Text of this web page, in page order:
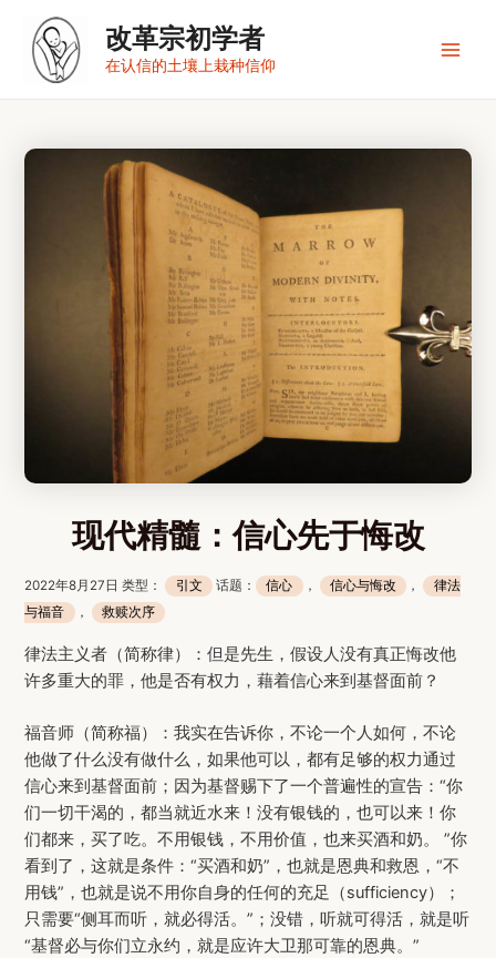
改革宗初学者
在认信的土壤上栽种信仰
现代精髓：信心先于悔改
2022年8月27日 类型： 引文 话题： 信心 ， 信心与悔改 ，
律法
与福音
， 救赎次序
律法主义者（简称律）：但是先生，假设人没有真正悔改他
许多重大的罪，他是否有权力，藉着信心来到基督面前？
福音师（简称福）：我实在告诉你，不论一个人如何，不论
他做了什么没有做什么，如果他可以，都有足够的权力通过
信心来到基督面前；因为基督赐下了一个普遍性的宣告：“你
们一切干渴的，都当就近水来！没有银钱的，也可以来！你
们都来，买了吃。不用银钱，不用价值，也来买酒和奶。 ”你
看到了，这就是条件：“买酒和奶”，也就是恩典和救恩，“不
用钱”，也就是说不用你自身的任何的充足（sufficiency）；
只需要“侧耳而听，就必得活。”；没错，听就可得活，就是听
“基督必与你们立永约，就是应许大卫那可靠的恩典。”